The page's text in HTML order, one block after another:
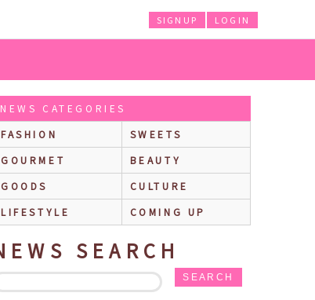
LOGIN
SIGNUP
ーキ」の予約受付がスタート！
NEWS CATEGORIES
FASHION
SWEETS
GOURMET
BEAUTY
GOODS
CULTURE
LIFESTYLE
COMING UP
SEARCH
SEARCH